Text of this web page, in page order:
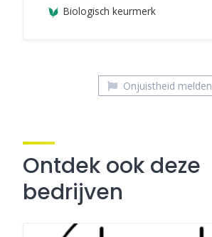
Biologisch keurmerk
Onjuistheid melden
Ontdek ook deze
bedrijven